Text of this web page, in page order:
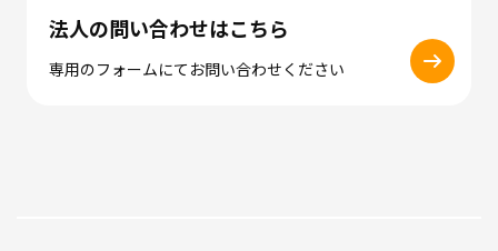
法人の問い合わせはこちら
専用のフォームにてお問い合わせください